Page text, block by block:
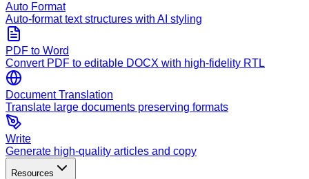
Auto Format
Auto-format text structures with AI styling
PDF to Word
Convert PDF to editable DOCX with high-fidelity RTL
Document Translation
Translate large documents preserving formats
Write
Generate high-quality articles and copy
Resources